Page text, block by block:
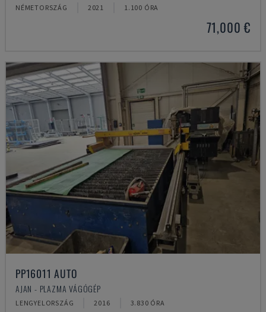
NÉMETORSZÁG 2021 1.100 ÓRA
71,000 €
PP16011 AUTO
AJAN - PLAZMA VÁGÓGÉP
LENGYELORSZÁG 2016 3.830 ÓRA